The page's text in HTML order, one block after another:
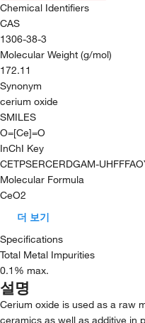
Chemical Identifiers
CAS
1306-38-3
Molecular Weight (g/mol)
172.11
Synonym
cerium oxide
SMILES
O=[Ce]=O
InChI Key
CETPSERCERDGAM-
Molecular Formula
CeO2
더 보기
Specifications
Total Metal Impurities
0.1% max.
설명
Cerium oxide is used as a raw
ceramics as well as additive in